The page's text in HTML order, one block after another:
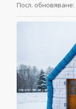
Посл. обновяване: